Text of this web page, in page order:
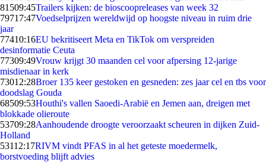
81509:45Trailers kijken: de bioscoopreleases van week 32
79717:47Voedselprijzen wereldwijd op hoogste niveau in ruim drie
jaar
77410:16EU bekritiseert Meta en TikTok om verspreiden
desinformatie Ceuta
77309:49Vrouw krijgt 30 maanden cel voor afpersing 12-jarige
misdienaar in kerk
73012:28Broer 135 keer gestoken en gesneden: zes jaar cel en tbs voor
doodslag Gouda
68509:53Houthi's vallen Saoedi-Arabië en Jemen aan, dreigen met
blokkade olieroute
53709:28Aanhoudende droogte veroorzaakt scheuren in dijken Zuid-
Holland
53112:17RIVM vindt PFAS in al het geteste moedermelk,
borstvoeding blijft advies